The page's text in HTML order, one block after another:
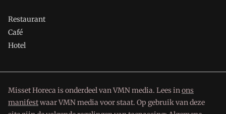
Restaurant
Café
Hotel
Misset Horeca is onderdeel van VMN media. Lees inons
manifestwaar VMN media voor staat. Op gebruik van deze